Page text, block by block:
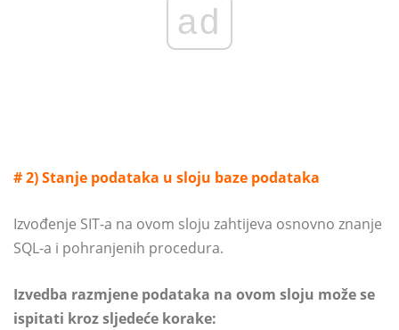
ad
# 2) Stanje podataka u sloju baze podataka
Izvođenje SIT-a na ovom sloju zahtijeva osnovno znanje
SQL-a i pohranjenih procedura.
Izvedba razmjene podataka na ovom sloju može se
ispitati kroz sljedeće korake: